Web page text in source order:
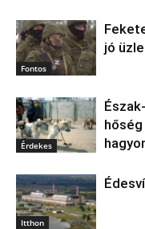
Fontos
jó
Érdekes
Itthon